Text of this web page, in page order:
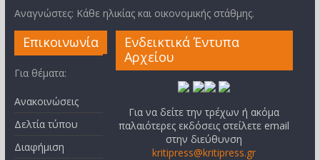
Αναγνώστες: Κάθε ηλικίας και οικονομικής στάθμης.
Επικοινωνία
Για θέματα:
Ανακοινώσεις
Δελτία τύπου
Διαφήμιση
Ενδεικτικά Έντυπα
Αρχείου
Για να δείτε την τρέχων ή ακόμα
παλαιότερες εκδόσεις στείλετε email
στην διεύθυνση
kritipress@kritipress.gr